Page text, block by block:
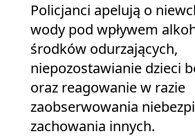
Policjanci apelują o
wody pod wpływem
środków odurzających,
niepozostawianie dzieci
oraz reagowanie w razie
zaobserwowania
zachowania innych.